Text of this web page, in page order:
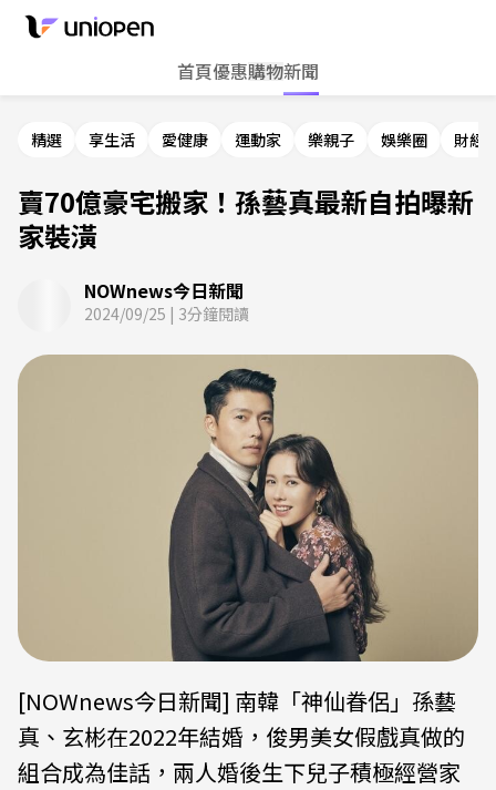
首頁優惠購物新聞
精選 享生活 愛健康 運動家 樂親子 娛樂圈 財經
賣70億豪宅搬家！孫藝真最新自拍曝新
家裝潢
NOWnews今日新聞
2024/09/25 | 3分鐘閱讀
[NOWnews今日新聞] 南韓「神仙眷侶」孫藝
真、玄彬在2022年結婚，俊男美女假戲真做的
組合成為佳話，兩人婚後生下兒子積極經營家